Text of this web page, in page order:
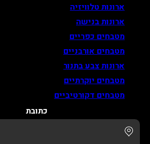
ארונות טלוויזיה
ארונות בנישה
מטבחים כפריים
מטבחים אורבניים
ארונות צבע בתנור
מטבחים יוקרתיים
מטבחים דקורטיביים
כתובת